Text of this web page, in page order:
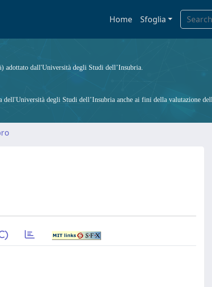
Home Sfoglia
adottato dall'Università degli Studi dell’Insubria.
degli Studi dell’Insubria anche ai fini della valutazione